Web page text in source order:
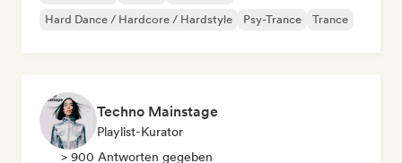
Hard Dance / Hardcore / Hardstyle
Psy-Trance Trance
Techno Mainstage
Playlist-Kurator
> 900 Antworten gegeben